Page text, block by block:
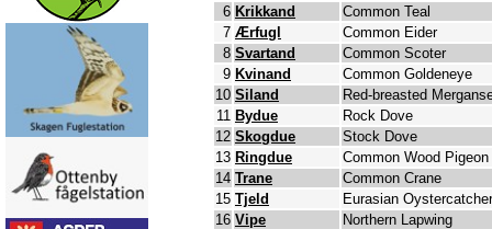
6 Krikkand
Common Teal
7 Ærfugl
Common Eider
8 Svartand
Common Scoter
9 Kvinand
Common Goldeneye
10 Siland
Red-breasted
11 Bydue
Rock Dove
12 Skogdue
Stock Dove
13 Ringdue
Common Wood Pigeon
14 Trane
Common Crane
15 Tjeld
Eurasian Oystercatcher
16 Vipe
Northern Lapwing